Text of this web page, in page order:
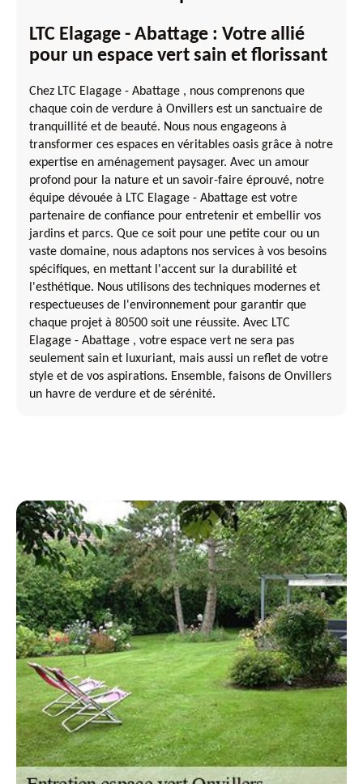
LTC Elagage - Abattage : Votre allié
pour un espace vert sain et florissant
Chez LTC Elagage - Abattage , nous comprenons que
chaque coin de verdure à Onvillers est un sanctuaire de
tranquillité et de beauté. Nous nous engageons à
transformer ces espaces en véritables oasis grâce à notre
expertise en aménagement paysager. Avec un amour
profond pour la nature et un savoir-faire éprouvé, notre
équipe dévouée à LTC Elagage - Abattage est votre
partenaire de confiance pour entretenir et embellir vos
jardins et parcs. Que ce soit pour une petite cour ou un
vaste domaine, nous adaptons nos services à vos besoins
spécifiques, en mettant l'accent sur la durabilité et
l'esthétique. Nous utilisons des techniques modernes et
respectueuses de l'environnement pour garantir que
chaque projet à 80500 soit une réussite. Avec LTC
Elagage - Abattage , votre espace vert ne sera pas
seulement sain et luxuriant, mais aussi un reflet de votre
style et de vos aspirations. Ensemble, faisons de Onvillers
un havre de verdure et de sérénité.